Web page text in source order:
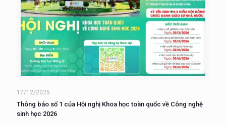
17/12/2025
Thông báo số 1 của Hội nghị Khoa học toàn quốc về Công nghệ
sinh học 2026